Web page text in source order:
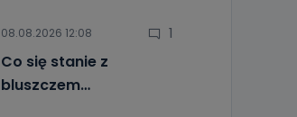
08.08.2026 12:08 1
Co się stanie z
bluszczem…